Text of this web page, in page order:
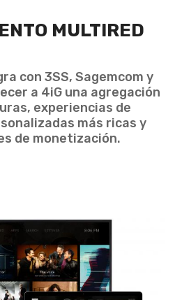
MULTIRED
con 3SS, Sagemcom y
a 4iG una agregación
experiencias de
más ricas y
de monetización.